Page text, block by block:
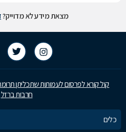
מצאת מידע לא מדוייק?
קול קורא לפרסום לעמותות שתכליתן
חרבות ברזל
כלים